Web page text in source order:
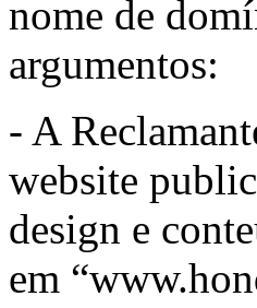
nome de
argumentos:
- A
website
design e
em